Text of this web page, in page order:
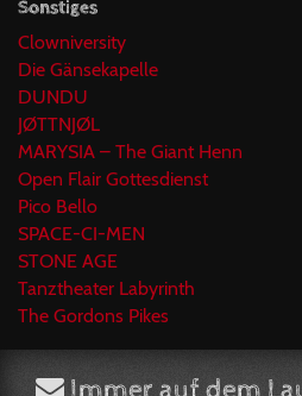
Sonstiges
Clowniversity
Die Gänsekapelle
DUNDU
JØTTNJØL
MARYSIA – The Giant Henn
Open Flair Gottesdienst
Pico Bello
SPACE-CI-MEN
STONE AGE
Tanztheater Labyrinth
The Gordons Pikes